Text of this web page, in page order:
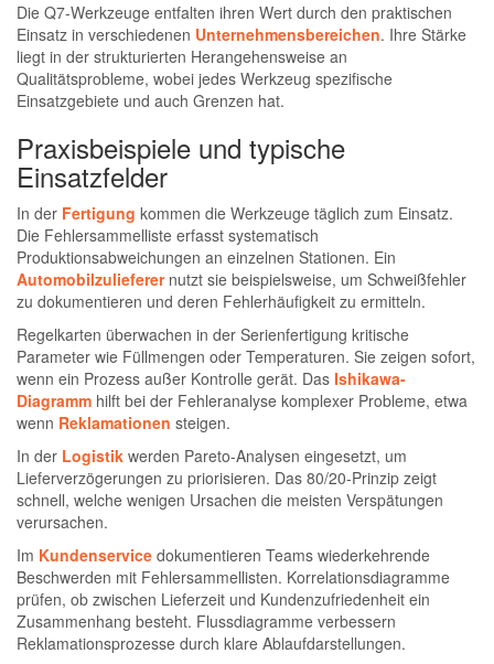
Die Q7-Werkzeuge entfalten ihren Wert durch den praktischen
Einsatz in verschiedenen Unternehmensbereichen. Ihre Stärke
liegt in der strukturierten Herangehensweise an
Qualitätsprobleme, wobei jedes Werkzeug spezifische
Einsatzgebiete und auch Grenzen hat.
Praxisbeispiele und typische
Einsatzfelder
In der Fertigung kommen die Werkzeuge täglich zum Einsatz.
Die Fehlersammelliste erfasst systematisch
Produktionsabweichungen an einzelnen Stationen. Ein
Automobilzulieferernutzt sie beispielsweise, um Schweißfehler
zu dokumentieren und deren Fehlerhäufigkeit zu ermitteln.
Regelkarten überwachen in der Serienfertigung kritische
Parameter wie Füllmengen oder Temperaturen. Sie zeigen sofort,
wenn ein Prozess außer Kontrolle gerät. Das Ishikawa-
Diagramm hilft bei der Fehleranalyse komplexer Probleme, etwa
wenn Reklamationen steigen.
In der Logistik werden Pareto-Analysen eingesetzt, um
Lieferverzögerungen zu priorisieren. Das 80/20-Prinzip zeigt
schnell, welche wenigen Ursachen die meisten Verspätungen
verursachen.
Im Kundenservice dokumentieren Teams wiederkehrende
Beschwerden mit Fehlersammellisten. Korrelationsdiagramme
prüfen, ob zwischen Lieferzeit und Kundenzufriedenheit ein
Zusammenhang besteht. Flussdiagramme verbessern
Reklamationsprozesse durch klare Ablaufdarstellungen.